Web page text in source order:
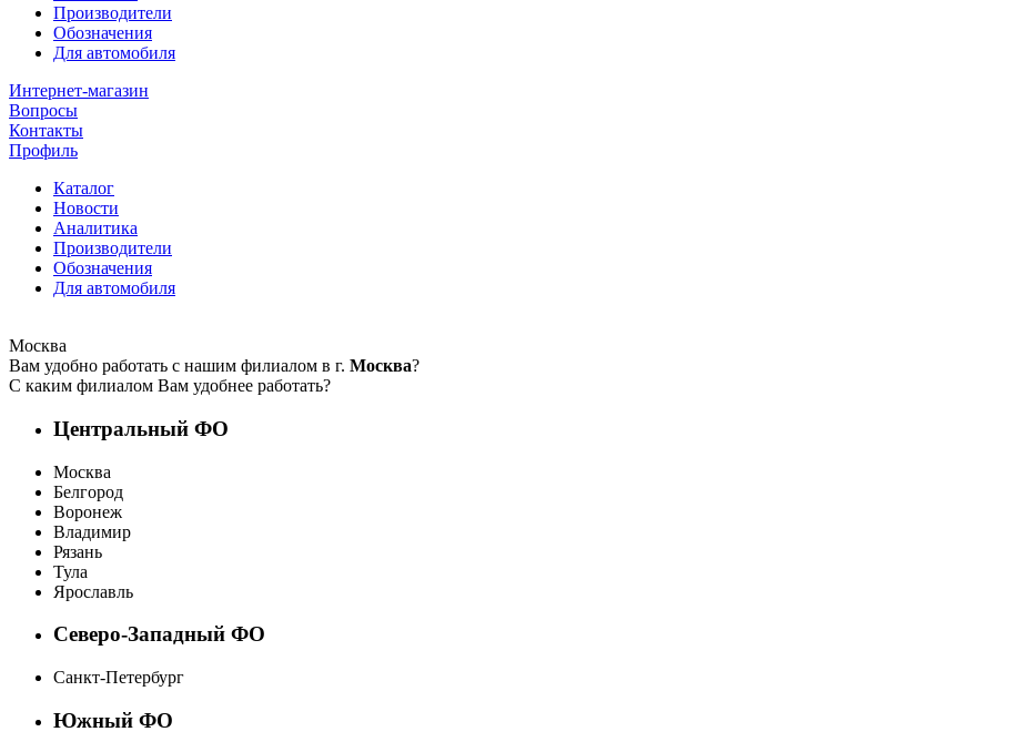
Производители
Обозначения
Для автомобиля
Интернет-магазин
Вопросы
Контакты
Профиль
Каталог
Новости
Аналитика
Производители
Обозначения
Для автомобиля
Москва
Вам удобно работать с нашим филиалом в г. Москва?
С каким филиалом Вам удобнее работать?
Центральный ФО
Москва
Белгород
Воронеж
Владимир
Рязань
Тула
Ярославль
Северо-Западный ФО
Санкт-Петербург
Южный ФО